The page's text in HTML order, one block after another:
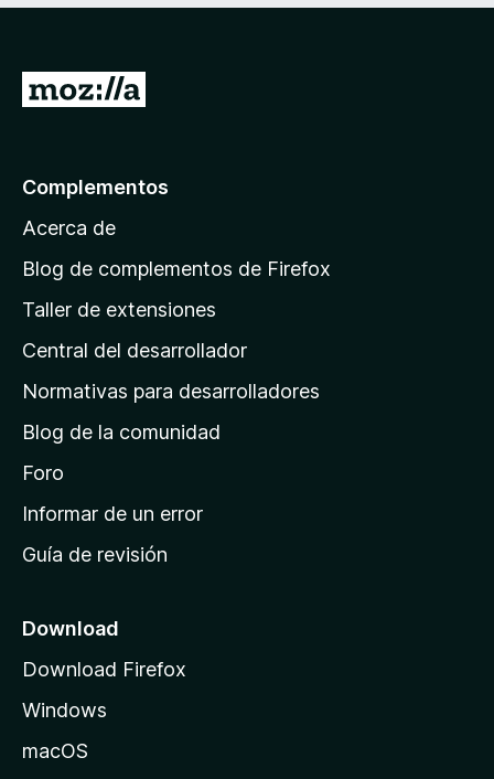
p
á
n
a
e
i
n
c
o
e
M
Complementos
Acerca de
Blog de complementos de Firefox
Taller de extensiones
Central del desarrollador
Normativas para desarrolladores
Blog de la comunidad
Foro
Informar de un error
Guía de revisión
Download
Download Firefox
Windows
macOS